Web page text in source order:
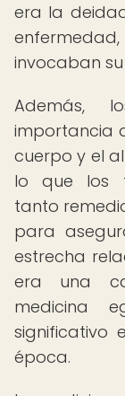
era la
invocaban
Además,
importancia
cuerpo y el
lo que los
tanto
para
estrecha
era una
medicina
significativo
época.